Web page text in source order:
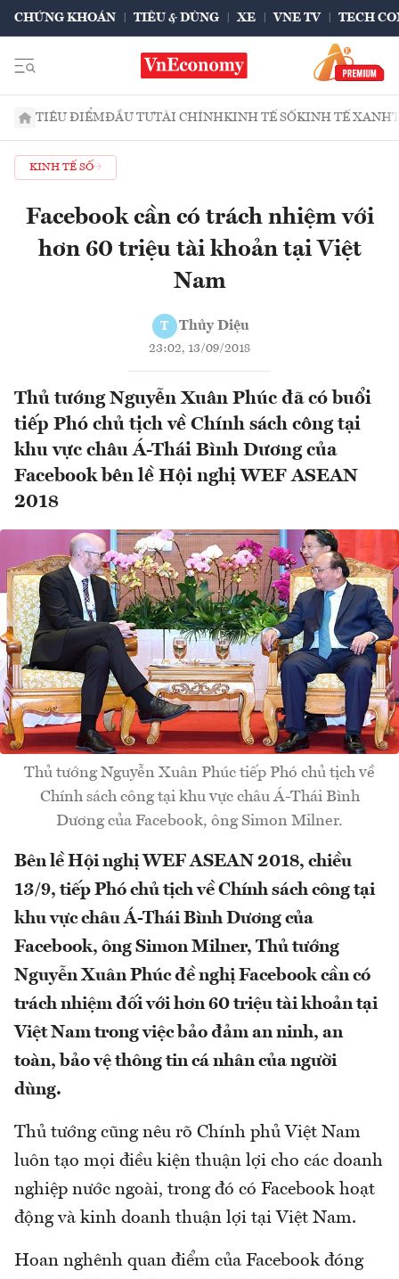
CHỨNG KHOÁN TIÊU & DÙNG XE VNE TV TECH
TIÊU ĐIỂMĐẦU TƯTÀI CHÍNHKINH TẾ SỐKINH TẾ XANH
KINH TẾ SỐ
Facebook cần có trách nhiệm với
hơn 60 triệu tài khoản tại Việt
Nam
T Thủy Diệu
23:02, 13/09/2018
Thủ tướng Nguyễn Xuân Phúc đã có buổi
tiếp Phó chủ tịch về Chính sách công tại
khu vực châu Á-Thái Bình Dương của
Facebook bên lề Hội nghị WEF ASEAN
2018
Thủ tướng Nguyễn Xuân Phúc tiếp Phó chủ tịch về
Chính sách công tại khu vực châu Á-Thái Bình
Dương của Facebook, ông Simon Milner.
Bên lề Hội nghị WEF ASEAN 2018, chiều
13/9, tiếp Phó chủ tịch về Chính sách công tại
khu vực châu Á-Thái Bình Dương của
Facebook, ông Simon Milner, Thủ tướng
Nguyễn Xuân Phúc đề nghị Facebook cần có
trách nhiệm đối với hơn 60 triệu tài khoản tại
Việt Nam trong việc bảo đảm an ninh, an
toàn, bảo vệ thông tin cá nhân của người
dùng.
Thủ tướng cũng nêu rõ Chính phủ Việt Nam
luôn tạo mọi điều kiện thuận lợi cho các doanh
nghiệp nước ngoài, trong đó có Facebook hoạt
động và kinh doanh thuận lợi tại Việt Nam.
Hoan nghênh quan điểm của Facebook đóng